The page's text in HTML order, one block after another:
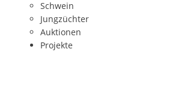
Schwein
Jungzüchter
Auktionen
Projekte